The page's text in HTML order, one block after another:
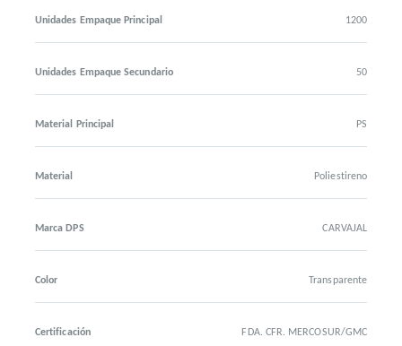
Unidades Empaque Principal 1200
Unidades Empaque Secundario 50
Material Principal PS
Material Poliestireno
Marca DPS CARVAJAL
Color Transparente
Certificación FDA. CFR. MERCOSUR/GMC